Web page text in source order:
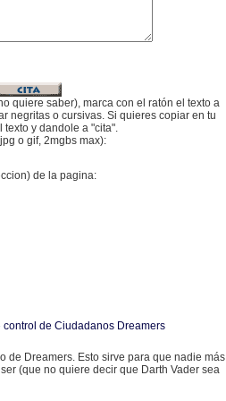
quiere saber), marca con el ratón el texto a
negritas o cursivas. Si quieres copiar en tu
y dandole a "cita".
o gif, 2mgbs max):
de la pagina:
de Ciudadanos Dreamers
de Dreamers. Esto sirve para que nadie más
(que no quiere decir que Darth Vader sea